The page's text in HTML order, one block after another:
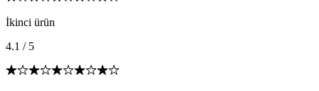
İkinci ürün
4.1 / 5